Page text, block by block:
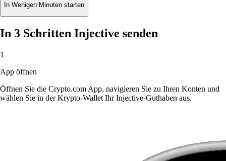
In Wenigen Minuten starten
In 3 Schritten Injective senden
1
App öffnen
Öffnen Sie die Crypto.com App, navigieren Sie zu Ihren Konten und
wählen Sie in der Krypto-Wallet Ihr Injective-Guthaben aus.